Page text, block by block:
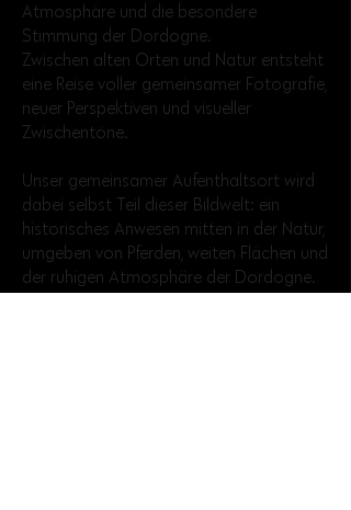
Atmosphäre und die besondere
Stimmung der Dordogne.
Zwischen alten Orten und Natur entsteht
eine Reise voller gemeinsamer Fotografie,
neuer Perspektiven und visueller
Zwischentöne.
Unser gemeinsamer Aufenthaltsort wird
dabei selbst Teil dieser Bildwelt: ein
historisches Anwesen mitten in der Natur,
umgeben von Pferden, weiten Flächen und
der ruhigen Atmosphäre der Dordogne.